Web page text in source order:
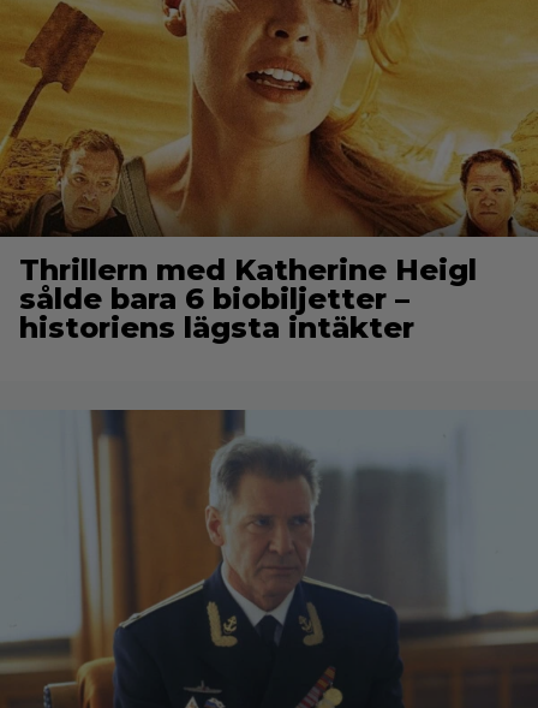
Thrillern med Katherine Heigl
sålde bara 6 biobiljetter –
historiens lägsta intäkter